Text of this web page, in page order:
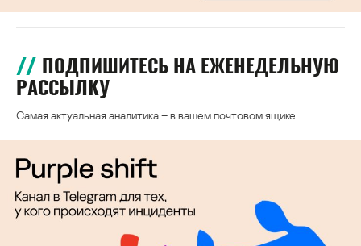
ПОДПИШИТЕСЬ НА ЕЖЕНЕДЕЛЬНУЮ
РАССЫЛКУ
Самая актуальная аналитика – в вашем почтовом ящике